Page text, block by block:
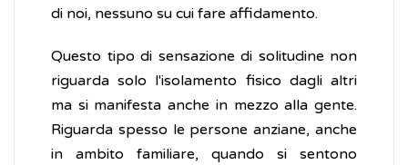
di noi, nessuno su cui fare affidamento.
Questo tipo di sensazione di solitudine non
riguarda solo l'isolamento fisico dagli altri
ma si manifesta anche in mezzo alla gente.
Riguarda spesso le persone anziane, anche
in ambito familiare, quando si sentono